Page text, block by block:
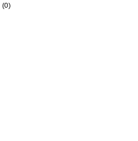
(0)